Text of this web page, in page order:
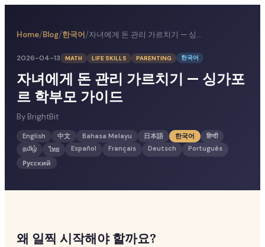
Home/Blog/한국어/ 자녀에게 돈 관리 가르치기 — 싱가포르 학부모 가이드
2026-04-13 MATH LIFE SKILLS PARENTING 한국어
자녀에게 돈 관리 가르치기 — 싱가포
르 학부모 가이드
By BrightBit
English 中文 Bahasa Melayu 日本語 한국어
हिन्दी
தமிழ்
ไทย Español Français Deutsch
Português
Русский
왜 일찍 시작해야 할까요?